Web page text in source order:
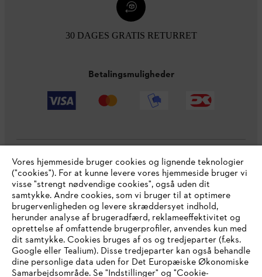
30 DAGES GRATIS RETURRET
Betalingsmuligheder
Virksomheden
STIHL FAQ
Service
Vores hjemmeside bruger cookies og lignende teknologier
("cookies"). For at kunne levere vores hjemmeside bruger vi
visse "strengt nødvendige cookies", også uden dit
samtykke. Andre cookies, som vi bruger til at optimere
brugervenligheden og levere skræddersyet indhold,
herunder analyse af brugeradfærd, reklameeffektivitet og
oprettelse af omfattende brugerprofiler, anvendes kun med
dit samtykke. Cookies bruges af os og tredjeparter (f.eks.
Google eller Tealium). Disse tredjeparter kan også behandle
dine personlige data uden for Det Europæiske Økonomiske
Samarbejdsområde. Se "Indstillinger" og "Cookie-